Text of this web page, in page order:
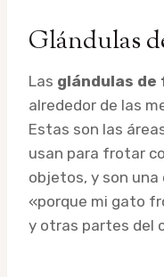
Glándulas
Las glándulas de
alrededor de las
Estas son las
usan para frotar
objetos, y son
«porque mi gato
y otras partes del